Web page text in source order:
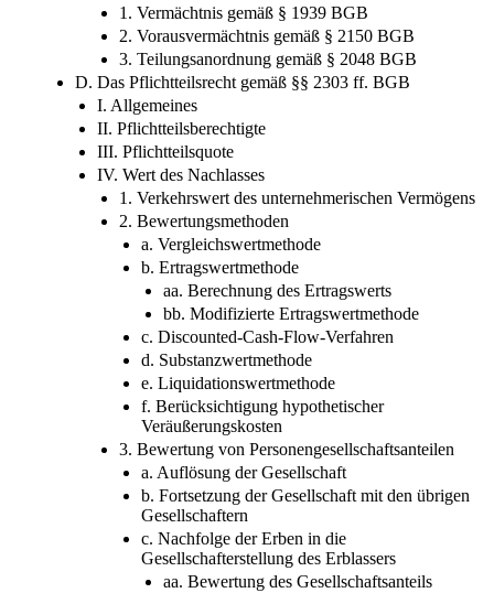
1. Vermächtnis gemäß § 1939 BGB
2. Vorausvermächtnis gemäß § 2150 BGB
3. Teilungsanordnung gemäß § 2048 BGB
D. Das Pflichtteilsrecht gemäß §§ 2303 ff. BGB
I. Allgemeines
II. Pflichtteilsberechtigte
III. Pflichtteilsquote
IV. Wert des Nachlasses
1. Verkehrswert des unternehmerischen Vermögens
2. Bewertungsmethoden
a. Vergleichswertmethode
b. Ertragswertmethode
aa. Berechnung des Ertragswerts
bb. Modifizierte Ertragswertmethode
c. Discounted-Cash-Flow-Verfahren
d. Substanzwertmethode
e. Liquidationswertmethode
f. Berücksichtigung hypothetischer
Veräußerungskosten
3. Bewertung von Personengesellschaftsanteilen
a. Auflösung der Gesellschaft
b. Fortsetzung der Gesellschaft mit den übrigen
Gesellschaftern
c. Nachfolge der Erben in die
Gesellschafterstellung des Erblassers
aa. Bewertung des Gesellschaftsanteils